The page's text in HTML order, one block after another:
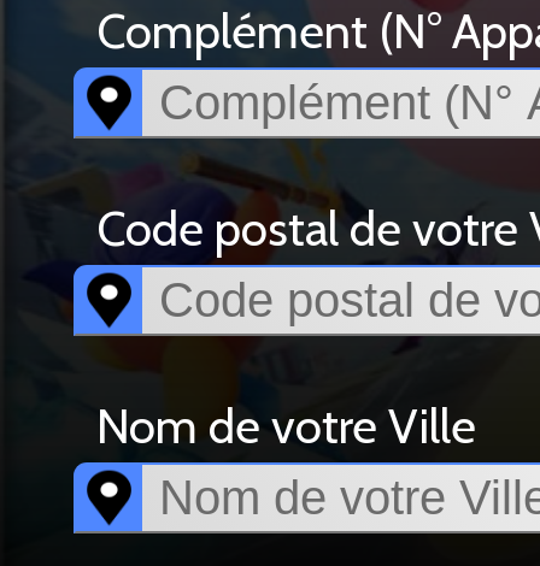
Complément (N°
Code postal de votre
Nom de votre Ville